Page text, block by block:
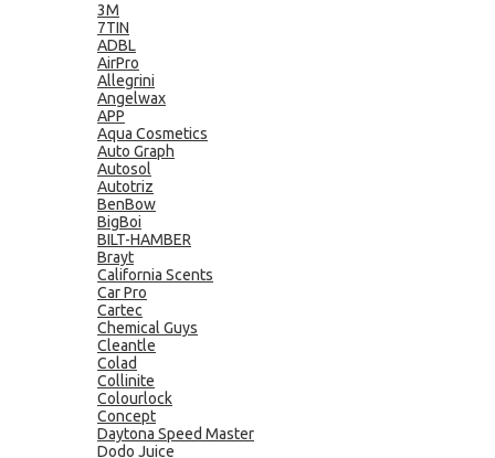
3M
7TIN
ADBL
AirPro
Allegrini
Angelwax
APP
Aqua Cosmetics
Auto Graph
Autosol
Autotriz
BenBow
BigBoi
BILT-HAMBER
Brayt
California Scents
Car Pro
Cartec
Chemical Guys
Cleantle
Colad
Collinite
Colourlock
Concept
Daytona Speed Master
Dodo Juice